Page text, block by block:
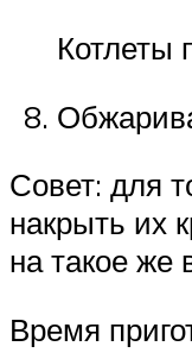
Котлеты
Совет: для
накрыть их
на такое же
Время